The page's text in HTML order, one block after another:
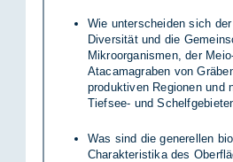
Wie unterscheiden sich
Diversität und die
Mikroorganismen, der
Atacamagraben von
produktiven Regionen und
Tiefsee- und
Was sind die generellen
Charakteristika des